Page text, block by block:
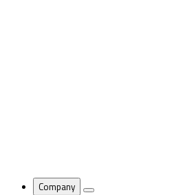
Company